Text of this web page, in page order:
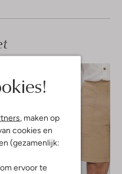
, maken op
cookies en
(gezamenlijk:
ervoor te